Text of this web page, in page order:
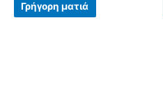
Γρήγορη ματιά